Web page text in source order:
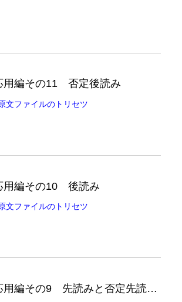
編その11 否定後読み
文ファイルのトリセツ
編その10 後読み
文ファイルのトリセツ
正規表現 応用編その9 先読みと否定先読みの例